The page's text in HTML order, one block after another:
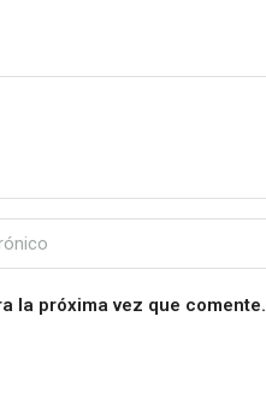
la próxima vez que comente.